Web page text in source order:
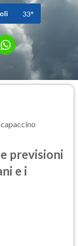
33°
previsioni
e i